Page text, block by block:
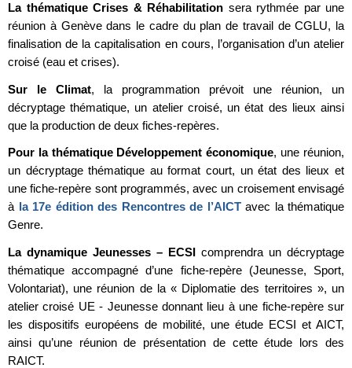
La thématique Crises & Réhabilitation sera rythmée par une
réunion à Genève dans le cadre du plan de travail de CGLU, la
finalisation de la capitalisation en cours, l’organisation d’un atelier
croisé (eau et crises).
Sur le Climat, la programmation prévoit une réunion, un
décryptage thématique, un atelier croisé, un état des lieux ainsi
que la production de deux fiches-repères.
Pour la thématique Développement économique, une réunion,
un décryptage thématique au format court, un état des lieux et
une fiche-repère sont programmés, avec un croisement envisagé
à la 17e édition des Rencontres de l’AICTavec la thématique
Genre.
La dynamique Jeunesses – ECSI comprendra un décryptage
thématique accompagné d’une fiche-repère (Jeunesse, Sport,
Volontariat), une réunion de la « Diplomatie des territoires », un
atelier croisé UE - Jeunesse donnant lieu à une fiche-repère sur
les dispositifs européens de mobilité, une étude ECSI et AICT,
ainsi qu’une réunion de présentation de cette étude lors des
RAICT.